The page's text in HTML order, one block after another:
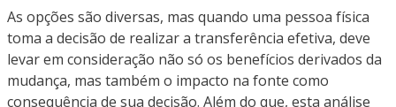
As opções são diversas, mas quando uma pessoa física
toma a decisão de realizar a transferência efetiva, deve
levar em consideração não só os benefícios derivados da
mudança, mas também o impacto na fonte como
consequência de sua decisão. Além do que, esta análise